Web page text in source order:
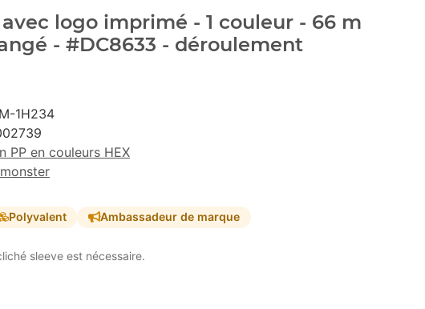
logo imprimé - 1 couleur - 66 m
- #DC8633 - déroulement
1H234
PP en couleurs HEX
Polyvalent Ambassadeur de marque
sleeve est nécessaire.